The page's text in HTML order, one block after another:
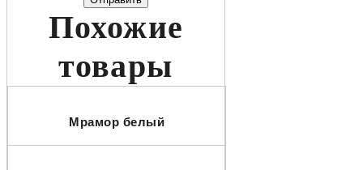
Похожие
товары
Мрамор белый